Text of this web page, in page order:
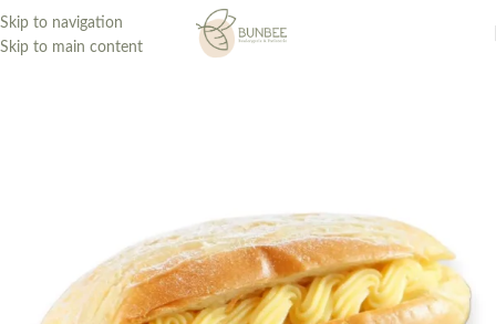
Skip to navigation
Skip to main content